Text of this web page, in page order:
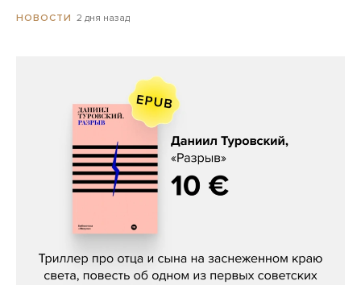
НОВОСТИ 2 дня назад
Даниил Туровский, «Разрыв»